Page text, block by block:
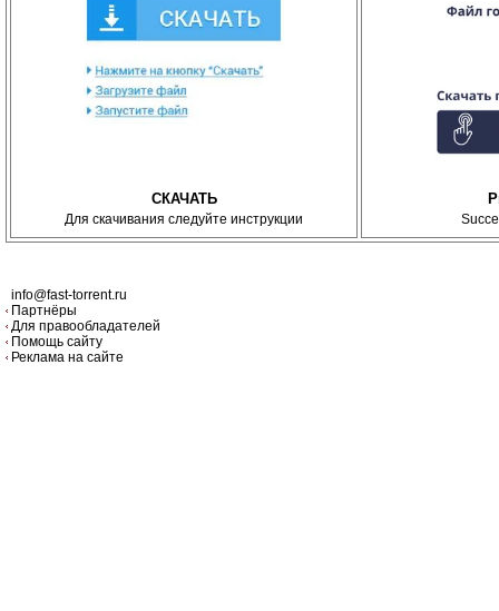
СКАЧАТЬ
Для скачивания следуйте инструкции
info@fast-torrent.ru
Партнёры
Для правообладателей
Помощь сайту
Реклама на сайте